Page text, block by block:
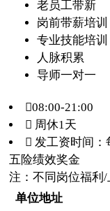
老员工带新
岗前带薪培训
专业技能培训
人脉积累
导师一对一
08:00-21:00
 周休1天
 发工资时间：
五险绩效奖金
注：不同岗位福利/
单位地址